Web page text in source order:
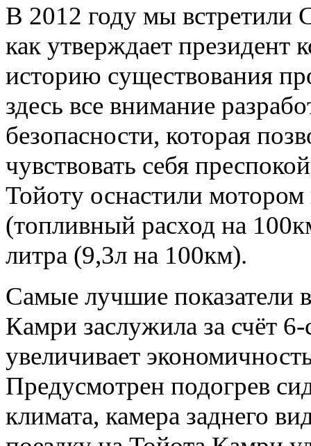
В 2012 году мы встретили
как утверждает президент
историю существования
здесь все внимание
безопасности, которая
чувствовать себя
Тойоту оснастили
(топливный расход на
литра (9,3л на 100км).
Самые лучшие показатели
Камри заслужила за счёт
увеличивает
Предусмотрен подогрев
климата, камера заднего